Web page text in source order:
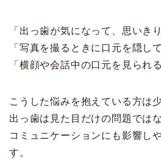
「出っ歯が気になって、思いき
「写真を撮るときに口元を隠し
「横顔や会話中の口元を見られ
こうした悩みを抱えている方は
出っ歯は見た目だけの問題では
コミュニケーションにも影響し
す。